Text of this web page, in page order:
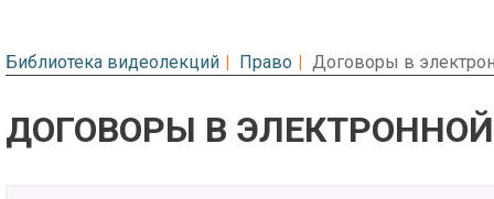
Библиотека видеолекций Право Договоры в
ДОГОВОРЫ В